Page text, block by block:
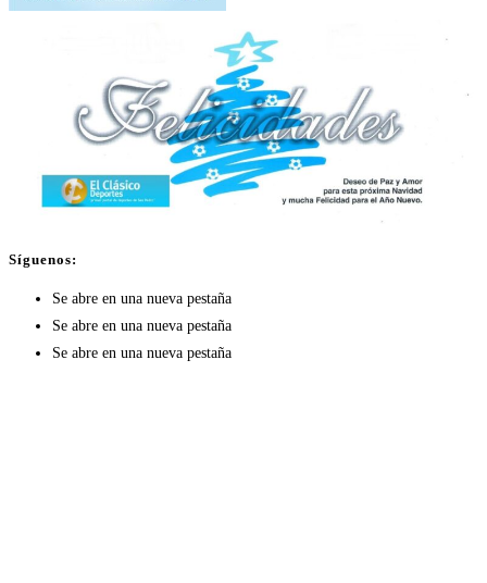
Síguenos:
Se abre en una nueva pestaña
Se abre en una nueva pestaña
Se abre en una nueva pestaña